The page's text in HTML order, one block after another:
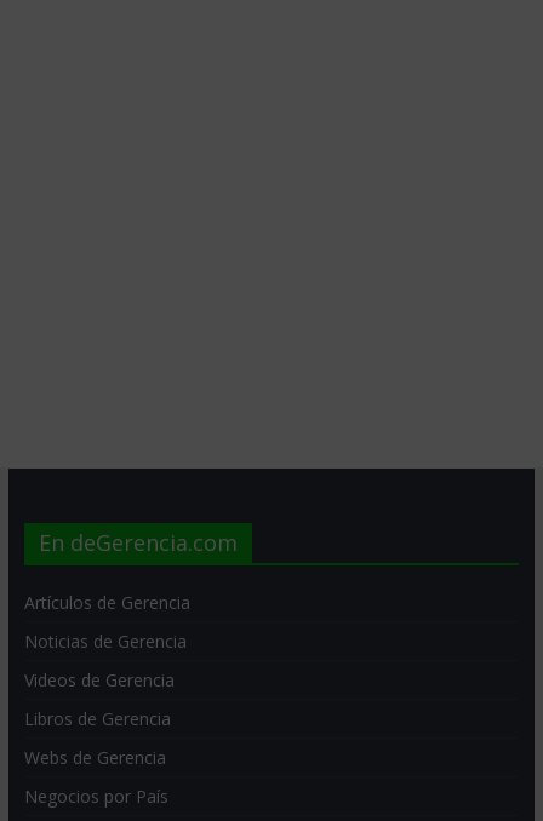
En deGerencia.com
Artículos de Gerencia
Noticias de Gerencia
Videos de Gerencia
Libros de Gerencia
Webs de Gerencia
Negocios por País